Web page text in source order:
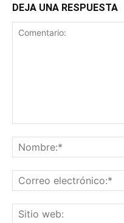
DEJA UNA RESPUESTA